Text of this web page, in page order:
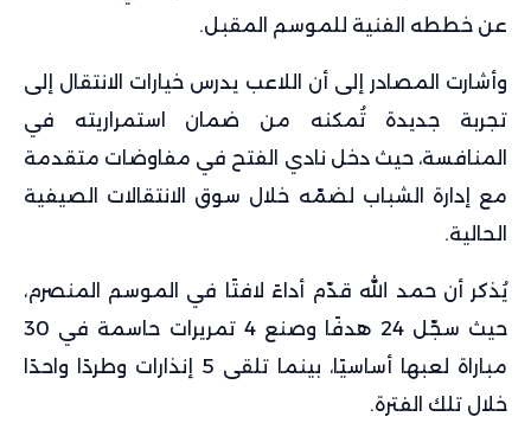
عن خططه الفنية للموسم المقبل.
وأشارت المصادر إلى أن اللاعب يدرس خيارات الانتقال إلى
تجربة جديدة تُمكنه من ضمان استمراريته في
المنافسة، حيث دخل نادي الفتح في مفاوضات متقدمة
مع إدارة الشباب لضمّه خلال سوق الانتقالات الصيفية
الحالية.
يُذكر أن حمد الله قدّم أداءً لافتًا في الموسم المنصرم،
حيث سجّل 24 هدفًا وصنع 4 تمريرات حاسمة في 30
مباراة لعبها أساسيًا، بينما تلقى 5 إنذارات وطردًا واحدًا
خلال تلك الفترة.